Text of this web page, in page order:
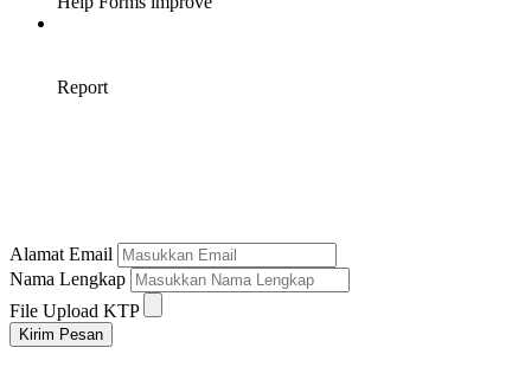
Alamat Email
Nama Lengkap
File Upload KTP
Kirim Pesan